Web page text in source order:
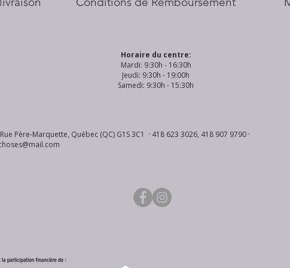
Horaire du centre:
Mardi: 9:30h - 16:30h
Jeudi: 9:30h - 19:00h
Samedi: 9:30h - 15:30h
Père-Marquette, Québec (QC) G1S 3C1 · 418 623 3026, 418 907 9790 ·